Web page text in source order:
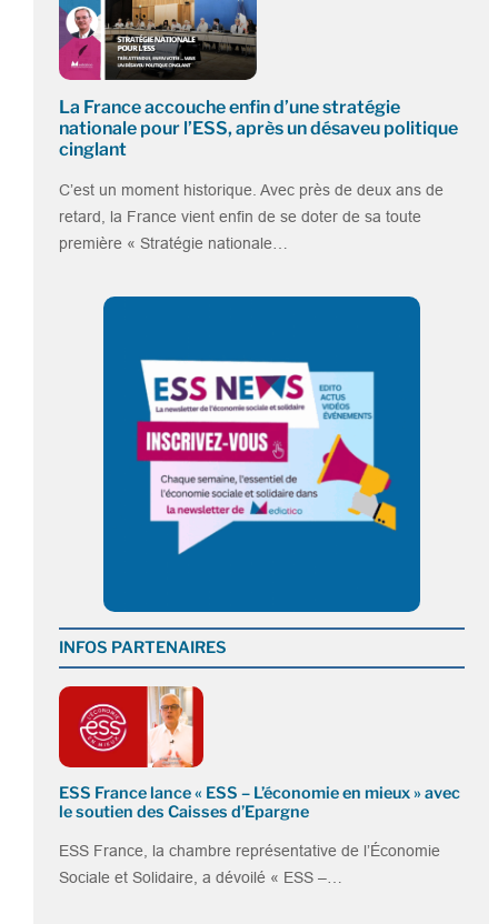
La France accouche enfin d’une stratégie
nationale pour l’ESS, après un désaveu politique
cinglant
C’est un moment historique. Avec près de deux ans de
retard, la France vient enfin de se doter de sa toute
première « Stratégie nationale…
INFOS PARTENAIRES
ESS France lance « ESS – L’économie en mieux » avec
le soutien des Caisses d’Epargne
ESS France, la chambre représentative de l’Économie
Sociale et Solidaire, a dévoilé « ESS –…